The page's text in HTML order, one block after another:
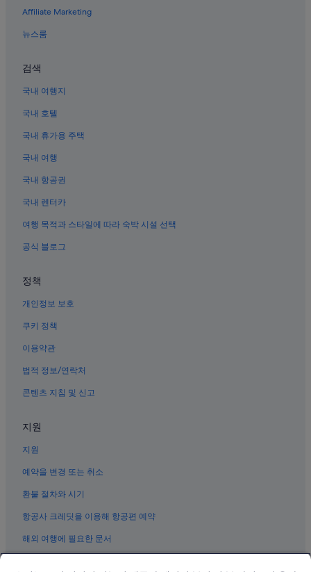
통영의 반려동물 동반 가능 호텔
김해의 게스트하우스
남해의 콘도
고성의 Hilton Hotels
사천의 모텔
남해의 모텔
진영읍의 모텔
함양의 모텔
하동 호텔
거창의 Independent 호텔
남해의 게스트하우스
남해 호텔
남해의 Hilton Hotels
거제의 리조트
남해의 5성급 호텔
진주의 5성급 호텔
통영의 5성급 호텔
창원의 수영장이 있는 호텔
통영 호텔
사천의 펜션
진주 호텔
양산의 모텔
하동의 펜션
진주의 리조트
Affiliate Marketing
뉴스룸
검색
국내 여행지
국내 호텔
국내 휴가용 주택
국내 여행
국내 항공권
국내 렌터카
여행 목적과 스타일에 따라 숙박 시설 선택
공식 블로그
정책
개인정보 보호
쿠키 정책
이용약관
법적 정보/연락처
콘텐츠 지침 및 신고
지원
지원
예약을 변경 또는 취소
환불 절차와 시기
항공사 크레딧을 이용해 항공편 예약
해외 여행에 필요한 문서